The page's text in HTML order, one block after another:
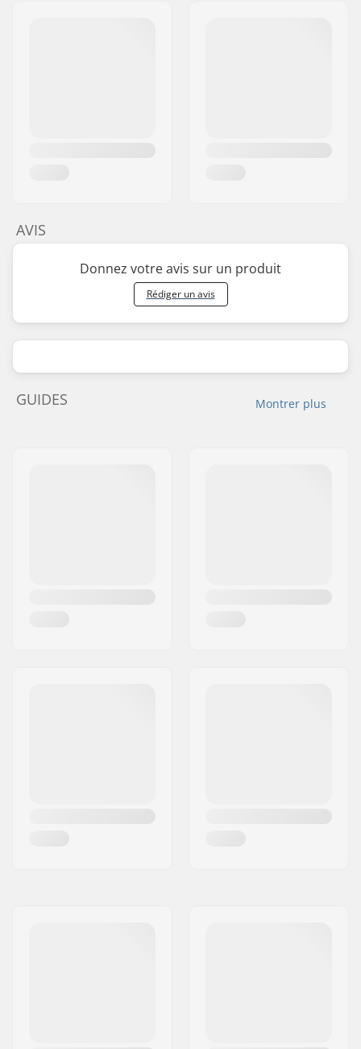
AVIS
Donnez votre avis sur un produit
Rédiger un avis
Montrer plus
GUIDES